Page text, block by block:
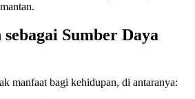
Sumber Daya
manfaat bagi kehidupan, di antaranya: